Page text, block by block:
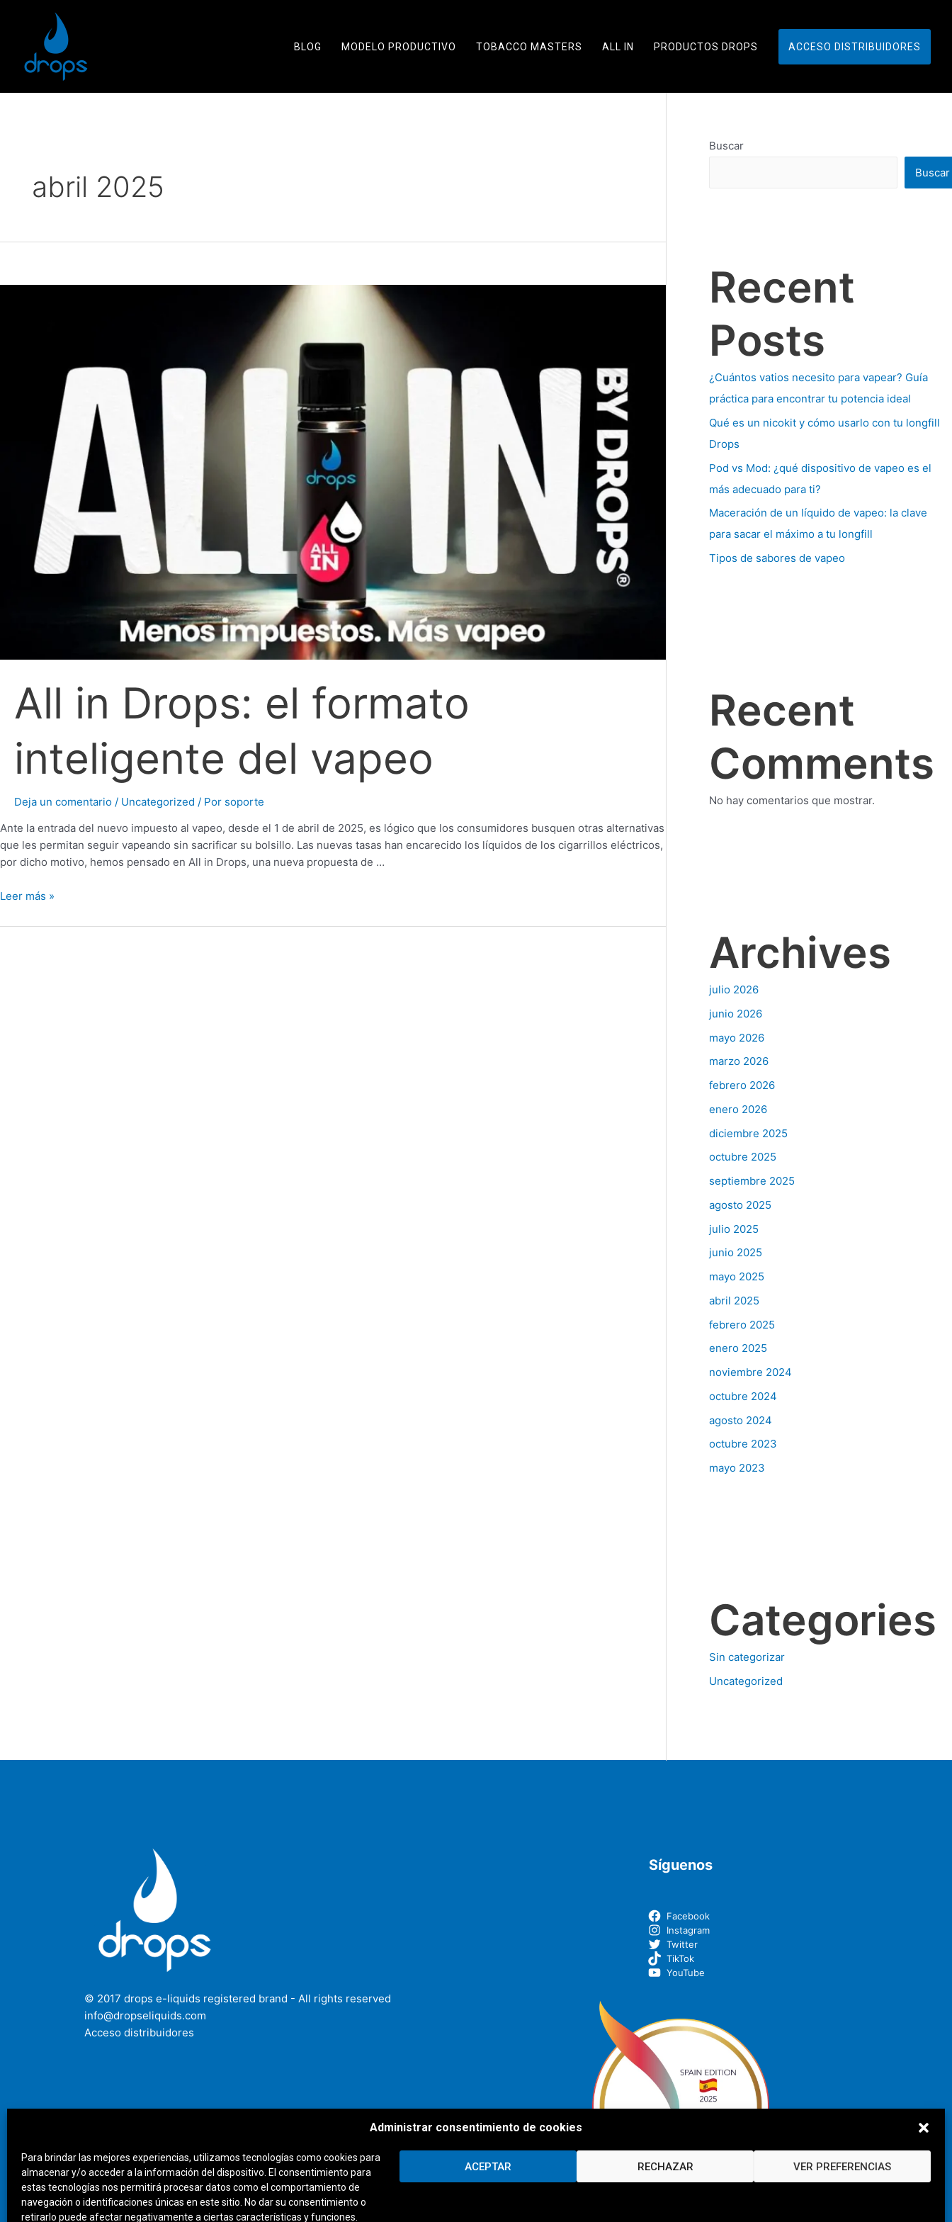
Administrar consentimiento de cookies
Para brindar las mejores experiencias, utilizamos tecnologías como cookies para
almacenar y/o acceder a la información del dispositivo. El consentimiento para
estas tecnologías nos permitirá procesar datos como el comportamiento de
navegación o identificaciones únicas en este sitio. No dar su consentimiento o
retirarlo puede afectar negativamente a ciertas características y funciones.
ACEPTAR RECHAZAR VER PREFERENCIAS
BLOG MODELO PRODUCTIVO TOBACCO MASTERS ALL IN PRODUCTOS DROPS ACCESO DISTRIBUIDORES
abril 2025
All in Drops: el formato
inteligente del vapeo
Deja un comentario / Uncategorized / Por soporte
Ante la entrada del nuevo impuesto al vapeo, desde el 1 de abril de 2025, es lógico que los consumidores busquen otras alternativas
que les permitan seguir vapeando sin sacrificar su bolsillo. Las nuevas tasas han encarecido los líquidos de los cigarrillos eléctricos,
por dicho motivo, hemos pensado en All in Drops, una nueva propuesta de …
Leer más »
Buscar
Buscar
Recent
Posts
¿Cuántos vatios necesito para vapear? Guía
práctica para encontrar tu potencia ideal
Qué es un nicokit y cómo usarlo con tu longfill
Drops
Pod vs Mod: ¿qué dispositivo de vapeo es el
más adecuado para ti?
Maceración de un líquido de vapeo: la clave
para sacar el máximo a tu longfill
Tipos de sabores de vapeo
Recent
Comments
No hay comentarios que mostrar.
Archives
julio 2026
junio 2026
mayo 2026
marzo 2026
febrero 2026
enero 2026
diciembre 2025
octubre 2025
septiembre 2025
agosto 2025
julio 2025
junio 2025
mayo 2025
abril 2025
febrero 2025
enero 2025
noviembre 2024
octubre 2024
agosto 2024
octubre 2023
mayo 2023
Categories
Sin categorizar
Uncategorized
© 2017 drops e-liquids registered brand - All rights reserved
info@dropseliquids.com
Acceso distribuidores
Síguenos
Facebook
Instagram
Twitter
TikTok
YouTube